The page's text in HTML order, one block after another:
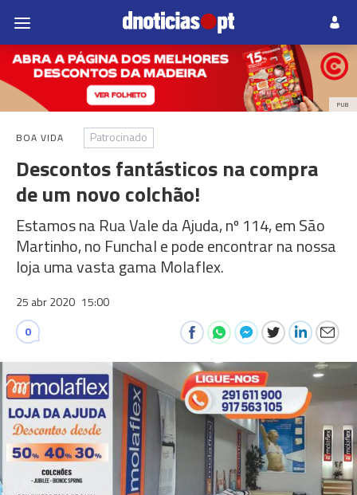
PUB
BOA VIDA Patrocinado
Descontos fantásticos na compra
de um novo colchão!
Estamos na Rua Vale da Ajuda, nº 114, em São
Martinho, no Funchal e pode encontrar na nossa
loja uma vasta gama Molaflex.
25 abr 2020 15:00
0